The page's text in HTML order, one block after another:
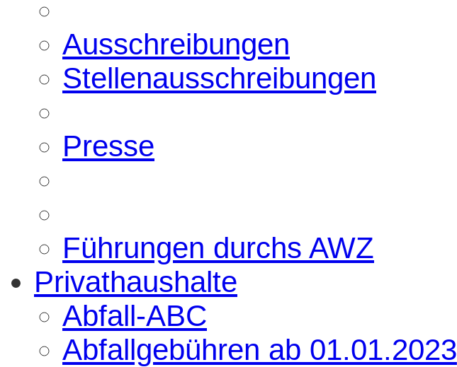
Ausschreibungen
Stellenausschreibungen
Presse
Führungen durchs AWZ
Privathaushalte
Abfall-ABC
Abfallgebühren ab 01.01.2023